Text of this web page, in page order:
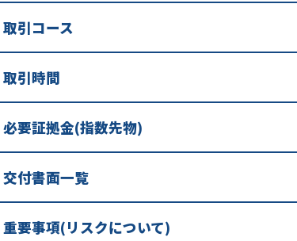
取引コース
取引時間
必要証拠金(指数先物)
交付書面一覧
重要事項(リスクについて)